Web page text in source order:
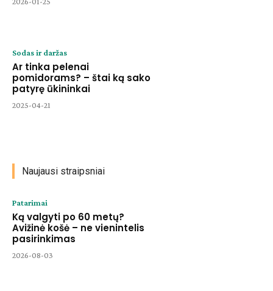
Sodas ir daržas
Ar tinka pelenai
pomidorams? – štai ką sako
patyrę ūkininkai
2025-04-21
Naujausi straipsniai
Patarimai
Ką valgyti po 60 metų?
Avižinė košė – ne vienintelis
pasirinkimas
2026-08-03